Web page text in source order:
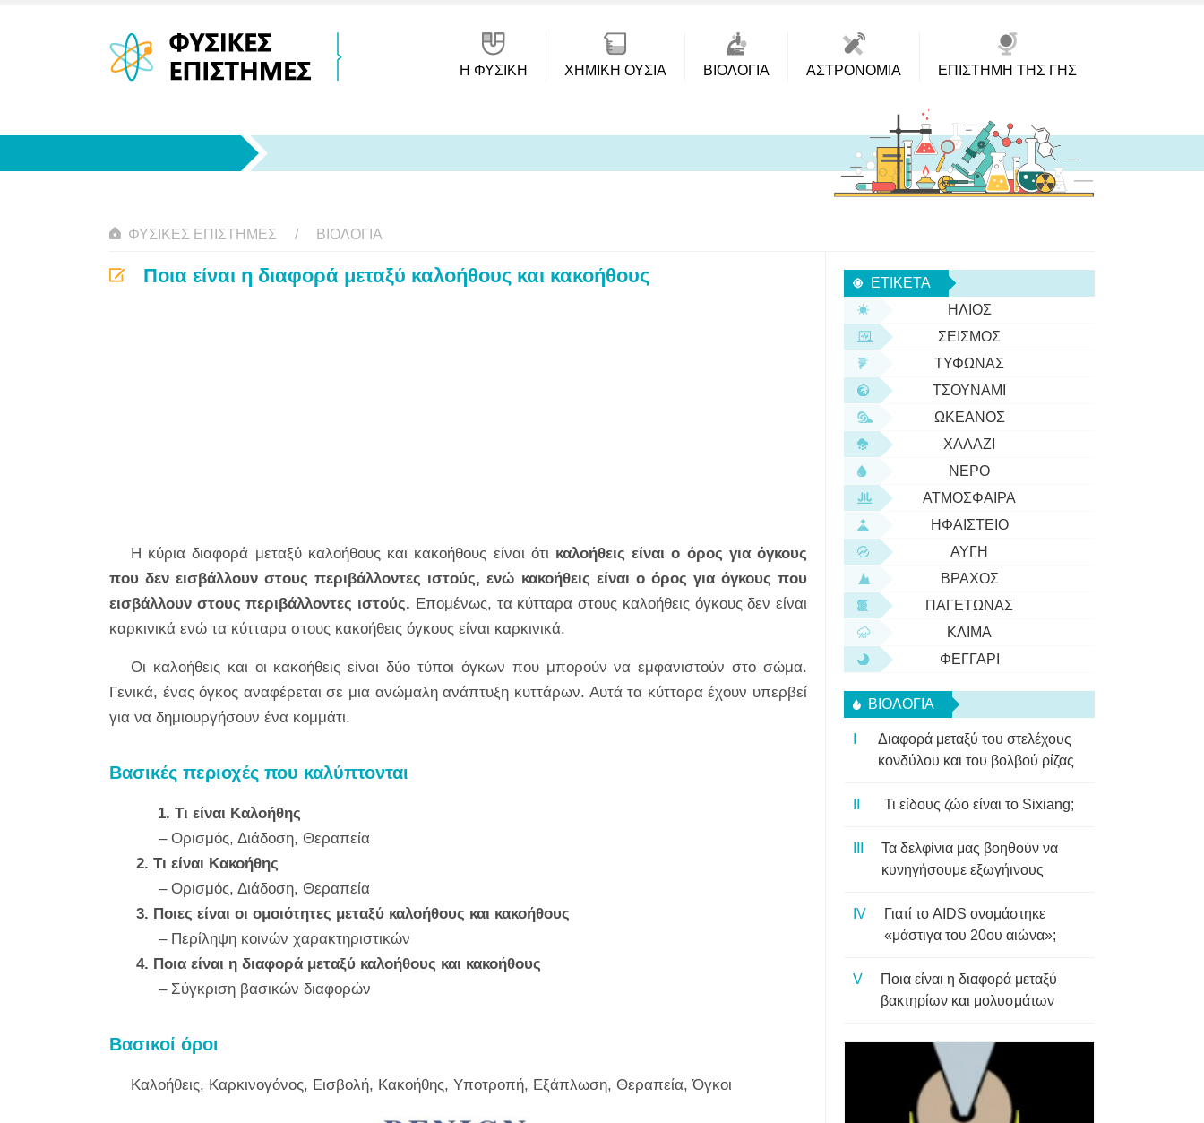
Η ΦΥΣΙΚΗ ΧΗΜΙΚΉ ΟΥΣΊΑ ΒΙΟΛΟΓΊΑ ΑΣΤΡΟΝΟΜΊΑ ΕΠΙΣΤΉΜΗ ΤΗΣ ΓΗΣ
ΦΥΣΙΚΈΣ ΕΠΙΣΤΉΜΕΣ ΒΙΟΛΟΓΊΑ
Ποια είναι η διαφορά μεταξύ καλοήθους και κακοήθους
Η κύρια διαφορά μεταξύ καλοήθους και κακοήθους είναι ότι καλοήθεις είναι ο όρος για όγκους
που δεν εισβάλλουν στους περιβάλλοντες ιστούς, ενώ κακοήθεις είναι ο όρος για όγκους που
εισβάλλουν στους περιβάλλοντες ιστούς. Επομένως, τα κύτταρα στους καλοήθεις όγκους δεν είναι
καρκινικά ενώ τα κύτταρα στους κακοήθεις όγκους είναι καρκινικά.
Οι καλοήθεις και οι κακοήθεις είναι δύο τύποι όγκων που μπορούν να εμφανιστούν στο σώμα.
Γενικά, ένας όγκος αναφέρεται σε μια ανώμαλη ανάπτυξη κυττάρων. Αυτά τα κύτταρα έχουν υπερβεί
για να δημιουργήσουν ένα κομμάτι.
Βασικές περιοχές που καλύπτονται
1. Τι είναι Καλοήθης
– Ορισμός, Διάδοση, Θεραπεία
2. Τι είναι Κακοήθης
– Ορισμός, Διάδοση, Θεραπεία
3. Ποιες είναι οι ομοιότητες μεταξύ καλοήθους και κακοήθους
– Περίληψη κοινών χαρακτηριστικών
4. Ποια είναι η διαφορά μεταξύ καλοήθους και κακοήθους
– Σύγκριση βασικών διαφορών
Βασικοί όροι
Καλοήθεις, Καρκινογόνος, Εισβολή, Κακοήθης, Υποτροπή, Εξάπλωση, Θεραπεία, Όγκοι
ΕΤΙΚΈΤΑ
ΉΛΙΟΣ
ΣΕΙΣΜΌΣ
ΤΥΦΏΝΑΣ
ΤΣΟΥΝΆΜΙ
ΩΚΕΑΝΌΣ
ΧΑΛΆΖΙ
ΝΕΡΌ
ΑΤΜΌΣΦΑΙΡΑ
ΗΦΑΊΣΤΕΙΟ
ΑΥΓΉ
ΒΡΆΧΟΣ
ΠΑΓΕΤΏΝΑΣ
ΚΛΊΜΑ
ΦΕΓΓΆΡΙ
ΒΙΟΛΟΓΊΑ
Διαφορά μεταξύ του στελέχους
κονδύλου και του βολβού ρίζας
Τι είδους ζώο είναι το Sixiang;
Τα δελφίνια μας βοηθούν να
κυνηγήσουμε εξωγήινους
Γιατί το AIDS ονομάστηκε
«μάστιγα του 20ου αιώνα»;
Ποια είναι η διαφορά μεταξύ
βακτηρίων και μολυσμάτων